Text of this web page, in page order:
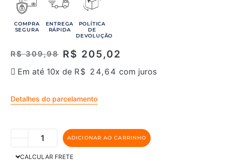
COMPRA
SEGURA
ENTREGA
RÁPIDA
POLÍTICA
DE
DEVOLUÇÃO
R$309,98 R$ 205,02
Em até 10x de R$ 24,64 com juros
Detalhes do parcelamento
ADICIONAR AO CARRINHO
CALCULAR FRETE